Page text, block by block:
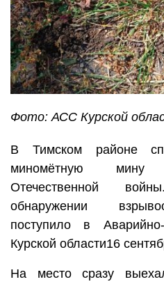
Фото: АСС Курской
В Тимском районе
миномётную мину
Отечественной
обнаружении
поступило в
Курской области16
На место сразу